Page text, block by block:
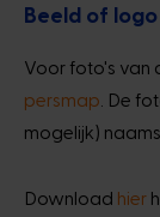
Beeld of
Voor foto's van
persmap . De
mogelijk)
Download hier